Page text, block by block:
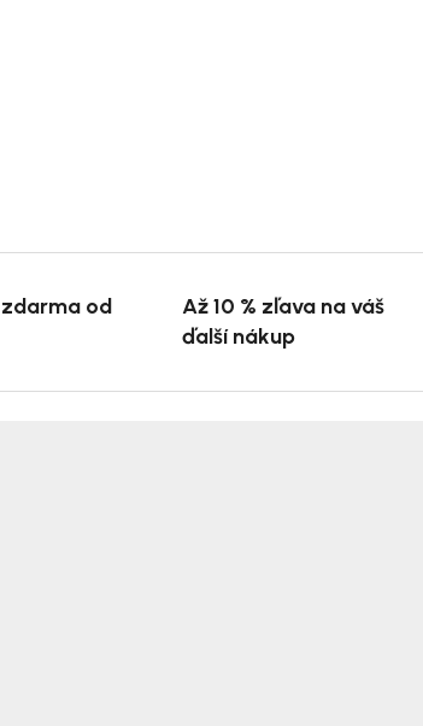
od
Až 10 % zľava na váš
ďalší nákup